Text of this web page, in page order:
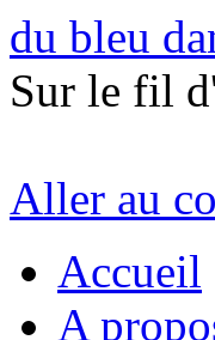
du bleu
Sur le fil
Aller au
Accueil
A